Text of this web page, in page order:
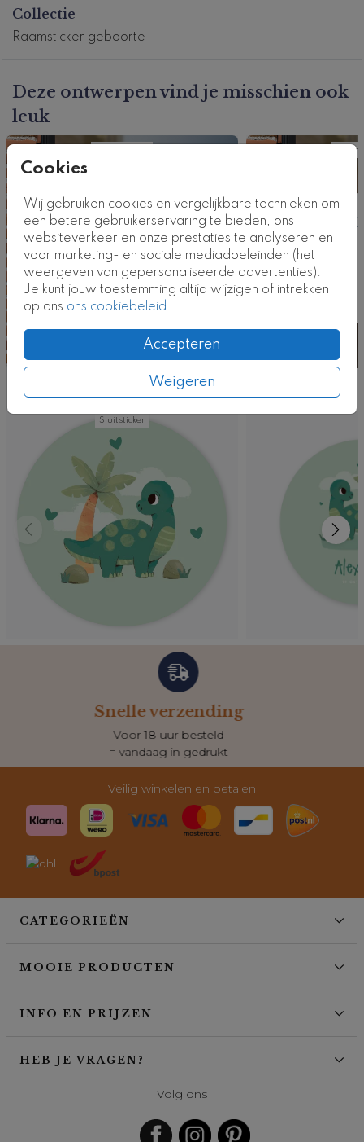
Cookies
Wij gebruiken cookies en vergelijkbare technieken om
een betere gebruikerservaring te bieden, ons
websiteverkeer en onze prestaties te analyseren en
voor marketing- en sociale mediadoeleinden (het
weergeven van gepersonaliseerde advertenties).
Je kunt jouw toestemming altijd wijzigen of intrekken
op ons ons cookiebeleid.
Accepteren
Weigeren
Dit product maakt deel uit van
Collectie
Raamsticker geboorte
Deze ontwerpen vind je misschien ook
leuk
Nog meer in deze stijl
Sluitsticker
Klantenservice
Dagelijks bereikbaar
voor al je vragen
Veilig winkelen en betalen
CATEGORIEËN
MOOIE PRODUCTEN
INFO EN PRIJZEN
HEB JE VRAGEN?
Volg ons